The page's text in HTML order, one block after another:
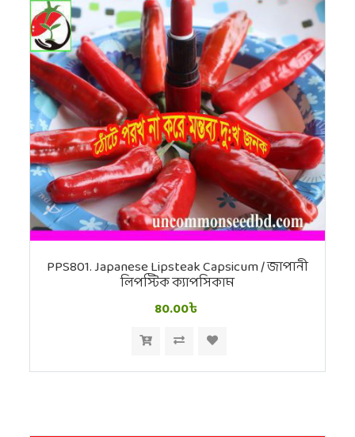
PPS801. Japanese Lipsteak Capsicum / জাপানী
লিপস্টিক ক্যাপসিকাম
80.00৳